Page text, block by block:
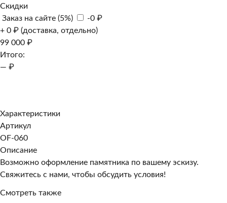
Скидки
Заказ на сайте (5%)
-0 ₽
+ 0 ₽ (доставка, отдельно)
99 000 ₽
Итого:
— ₽
Характеристики
Артикул
OF-060
Описание
Возможно оформление памятника по вашему эскизу.
Свяжитесь с нами, чтобы обсудить условия!
Смотреть также